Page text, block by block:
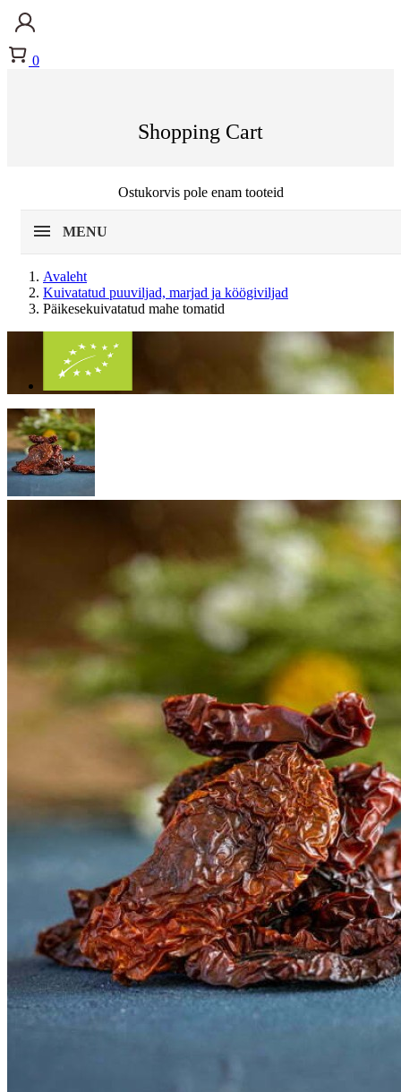
0
Shopping Cart
Ostukorvis pole enam tooteid
MENU
Avaleht
Kuivatatud puuviljad, marjad ja köögiviljad
Päikesekuivatatud mahe tomatid